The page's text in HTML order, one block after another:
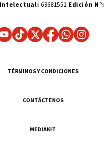
69681551 Edición N°:
TÉRMINOS Y CONDICIONES
CONTÁCTENOS
MEDIAKIT